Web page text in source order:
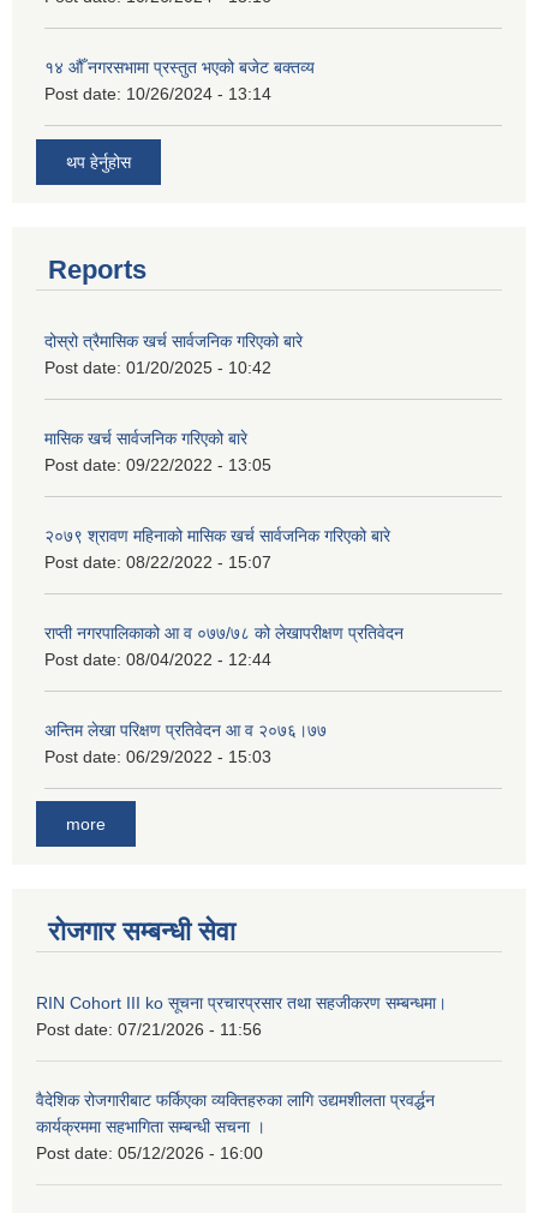
१४ औँ नगरसभामा प्रस्तुत भएको बजेट बक्तव्य
Post date: 10/26/2024 - 13:14
थप हेर्नुहोस
Reports
दोस्रो त्रैमासिक खर्च सार्वजनिक गरिएको बारे
Post date: 01/20/2025 - 10:42
मासिक खर्च सार्वजनिक गरिएको बारे
Post date: 09/22/2022 - 13:05
२०७९ श्रावण महिनाको मासिक खर्च सार्वजनिक गरिएको बारे
Post date: 08/22/2022 - 15:07
राप्ती नगरपालिकाको आ व ०७७/७८ को लेखापरीक्षण प्रतिवेदन
Post date: 08/04/2022 - 12:44
अन्तिम लेखा परिक्षण प्रतिवेदन आ व २०७६।७७
Post date: 06/29/2022 - 15:03
more
रोजगार सम्बन्धी सेवा
RIN Cohort III ko सूचना प्रचारप्रसार तथा सहजीकरण सम्बन्धमा।
Post date: 07/21/2026 - 11:56
वैदेशिक रोजगारीबाट फर्किएका व्यक्तिहरुका लागि उद्यमशीलता प्रवर्द्धन
कार्यक्रममा सहभागिता सम्बन्धी सचना ।
Post date: 05/12/2026 - 16:00